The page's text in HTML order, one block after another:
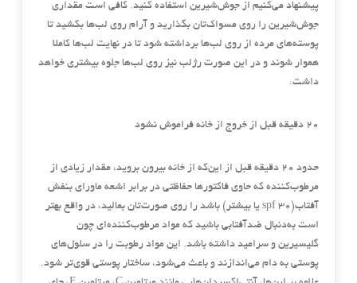
پیشنهاد می‌کنیم از جوش‌شیرین استفاده کنید. کافی است مقداری
جوش‌شیرین را روی مسواک‌تان بگذارید و آرام روی لب‌ها بکشید تا
پوسته‌های مرده از روی لب‌ها برداشته شود تا در نهایت لب‌ها کاملا
هموار شوند و در این صورت رژلب نیز روی لب‌ها جلوه بیشتری خواهد
داشت.
20 دقیقه قبل از خروج از خانه فراموش نشود
حدود 20 دقیقه قبل از این‌که از خانه بیرون بروید، مقدار زیادی از
مرطوب‌کننده که حاوی فاکتور‌ها حفاظتی در برابر اشعه ماورای بنفش
آفتاب(spf 30 یا بیشتر) باشد را روی صورت‌تان بمالید، در واقع بهتر
است به‌دنبال ضدآفتابی باشید که مواد مرطوب‌کننده‌ای چون
گلیسیرین و سرامید داشته باشد. این مواد رطوبت را در سلول‌های
پوستی به دام می‌اندازند و باعث می‌‌شود، ساختار پوستی قوی‌تر شود.